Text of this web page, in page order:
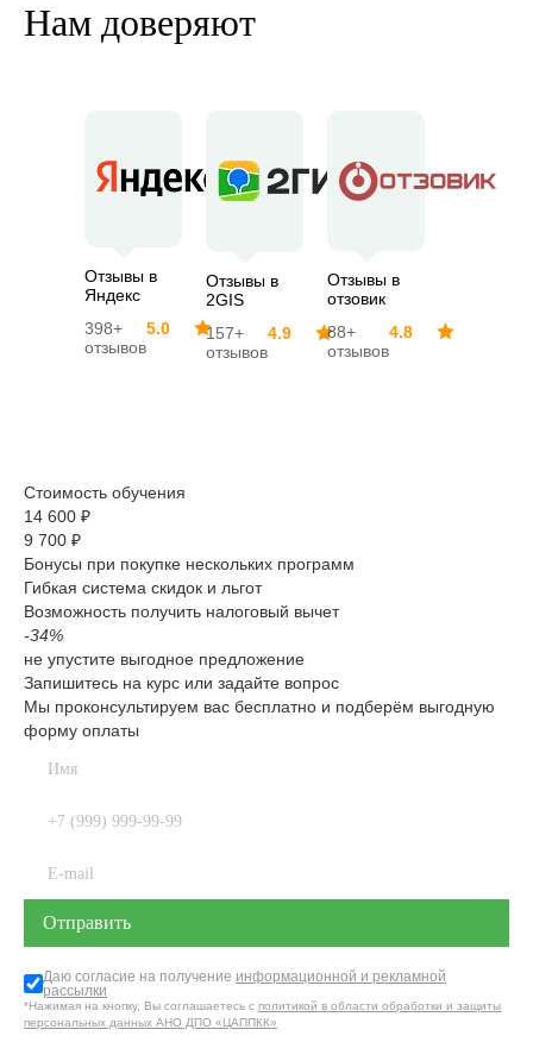
Нам доверяют
Отзывы в
Яндекс
398+
отзывов
5.0
Отзывы в
2GIS
157+
отзывов
4.9
Отзывы в
отзовик
88+
отзывов
4.8
Стоимость обучения
14 600 ₽
9 700 ₽
Бонусы при покупке нескольких программ
Гибкая система скидок и льгот
Возможность получить налоговый вычет
-34%
не упустите выгодное предложение
Запишитесь на курс или задайте вопрос
Мы проконсультируем вас бесплатно и подберём выгодную
форму оплаты
Даю согласие на получение информационной и рекламной
рассылки
*Нажимая на кнопку, Вы соглашаетесь с политикой в области обработки и защиты
персональных данных АНО ДПО «ЦАППКК»